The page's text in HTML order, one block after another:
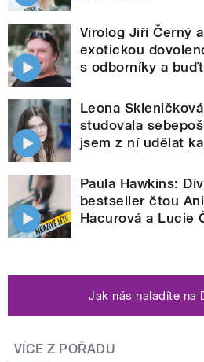
Virolog Jiří Černý
exotickou
s odborníky a
Leona
studovala
jsem z ní udělat
Paula Hawkins:
bestseller čtou
Hacurová a Lucie
Jak nás naladíte na
VÍCE Z POŘADU